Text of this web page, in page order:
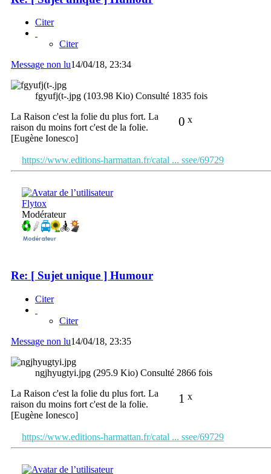
Citer
Citer
Message non lu14/04/18, 23:34
fgyufj(t-.jpg (103.98 Kio) Consulté 1835 fois
0 x
La Raison c'est la folie du plus fort. La
raison du moins fort c'est de la folie.
[Eugène Ionesco]
https://www.editions-harmattan.fr/catal ... ssee/69729
Flytox
Modérateur
Re: [ Sujet unique ] Humour
Citer
Citer
Message non lu14/04/18, 23:35
ngjhyugtyi.jpg (295.9 Kio) Consulté 2866 fois
1 x
La Raison c'est la folie du plus fort. La
raison du moins fort c'est de la folie.
[Eugène Ionesco]
https://www.editions-harmattan.fr/catal ... ssee/69729